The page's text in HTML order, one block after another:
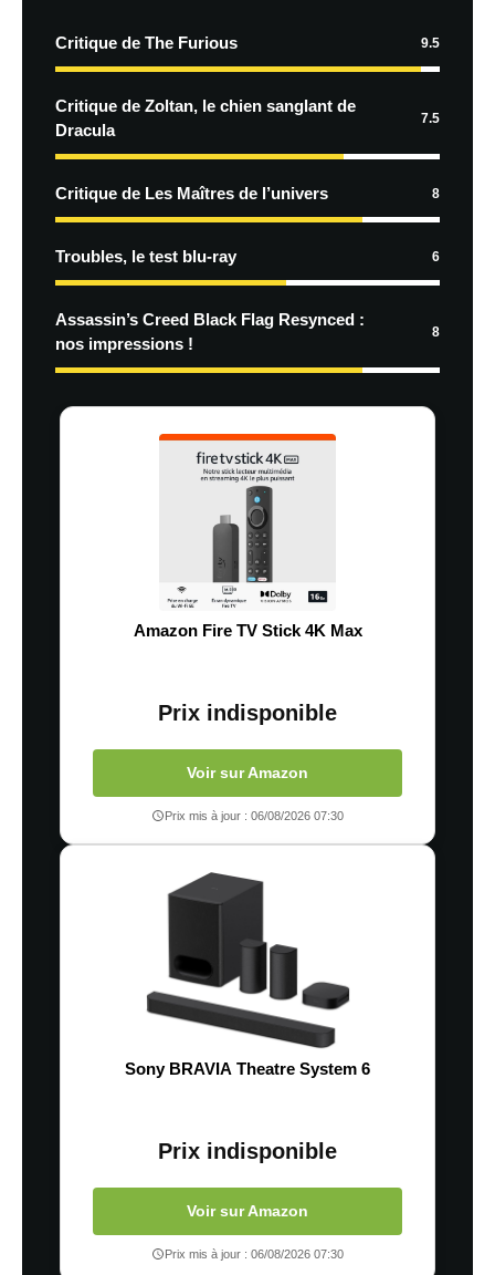
Critique de The Furious 9.5
Critique de Zoltan, le chien sanglant de
Dracula
7.5
Critique de Les Maîtres de l’univers 8
Troubles, le test blu-ray 6
Assassin’s Creed Black Flag Resynced :
nos impressions !
8
Amazon Fire TV Stick 4K Max
Prix indisponible
Voir sur Amazon
Prix mis à jour : 06/08/2026 07:30
Sony BRAVIA Theatre System 6
Prix indisponible
Voir sur Amazon
Prix mis à jour : 06/08/2026 07:30